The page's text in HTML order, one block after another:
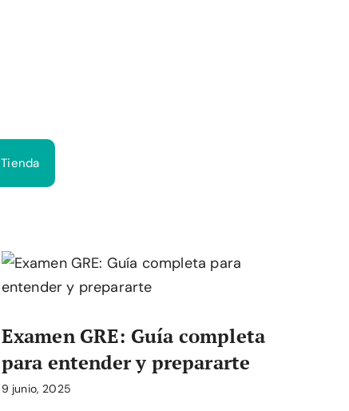
Tienda
Examen GRE: Guía completa
para entender y prepararte
9 junio, 2025